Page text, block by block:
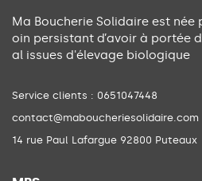
Ma Boucherie Solidaire est née
oin persistant d’avoir à portée
al issues d'élevage biologique
Service clients : 0651047448
contact@maboucheriesolidaire.com
14 rue Paul Lafargue 92800 Puteaux